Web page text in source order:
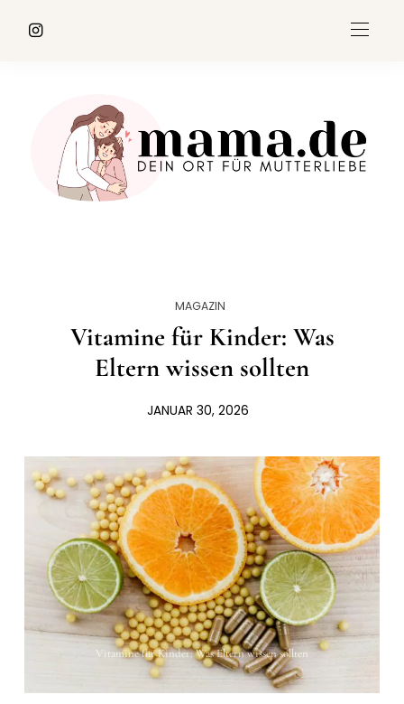
MAGAZIN
Vitamine für Kinder: Was
Eltern wissen sollten
JANUAR 30, 2026
Vitamine für Kinder: Was Eltern wissen sollten